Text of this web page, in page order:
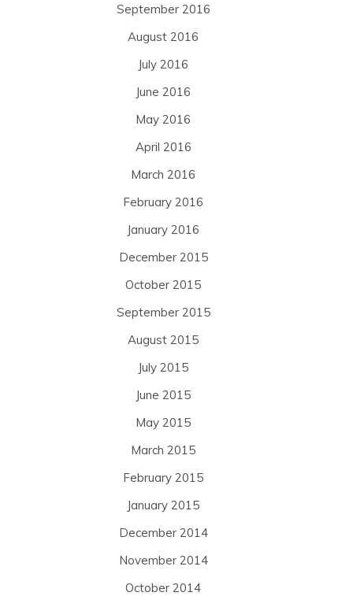
September 2016
August 2016
July 2016
June 2016
May 2016
April 2016
March 2016
February 2016
January 2016
December 2015
October 2015
September 2015
August 2015
July 2015
June 2015
May 2015
March 2015
February 2015
January 2015
December 2014
November 2014
October 2014